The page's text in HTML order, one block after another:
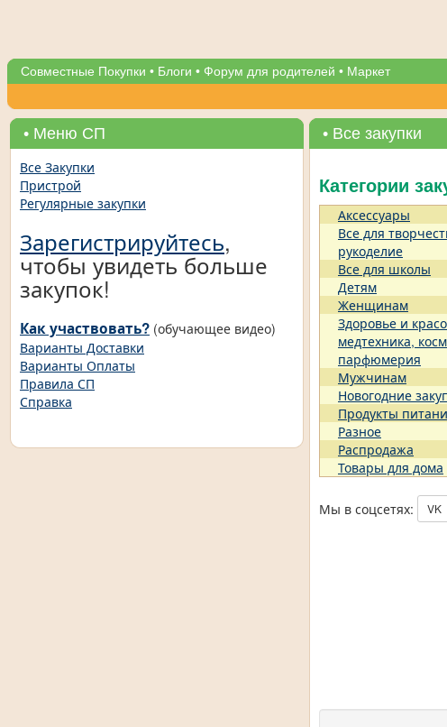
Совместные Покупки • Блоги • Форум для родителей • Маркет
• Меню СП
Все Закупки
Пристрой
Регулярные закупки
Зарегистрируйтесь,
чтобы увидеть больше
закупок!
Как участвовать? (обучающее видео)
Варианты Доставки
Варианты Оплаты
Правила СП
Справка
• Все закупки
Категории
Аксессуары
Все для
рукоделие
Все для школы
Детям
Женщинам
Здоровье и
медтехника,
парфюмерия
Мужчинам
Новогодние
Продукты
Разное
Распродажа
Товары для дома
Мы в соцсетях: VK